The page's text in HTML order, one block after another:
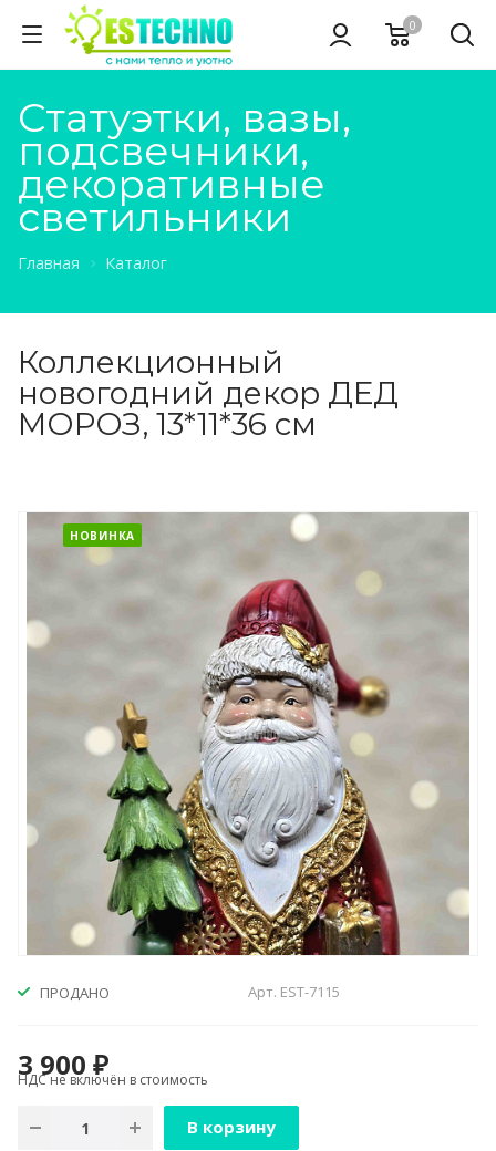
0
Статуэтки, вазы,
подсвечники,
декоративные
светильники
Главная Каталог
Коллекционный
новогодний декор ДЕД
МОРОЗ, 13*11*36 см
НОВИНКА
ПРОДАНО Арт. EST-7115
3 900 ₽
В корзину
НДС не включён в стоимость